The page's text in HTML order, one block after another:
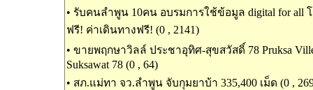
• รับคนลำพูน 10คน อบรมการใช้ข้อมูล digital for all
ฟรี! ค่าเดินทางฟรี! (0 , 2141)
• ขายพฤกษาวิลล์ ประชาอุทิศ-สุขสวัสดิ์ 78 Pruksa Ville
Suksawat 78 (0 , 64)
• สภ.แม่ทา จว.ลำพูน จับกุมยาบ้า 335,400 เม็ด (0 ,